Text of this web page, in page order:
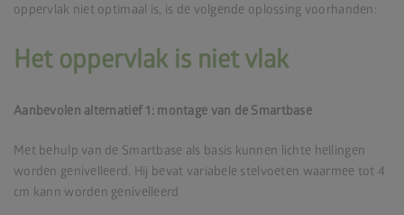
oppervlak niet optimaal is, is de volgende oplossing voorhanden:
Het oppervlak is niet vlak
Aanbevolen alternatief 1: montage van de Smartbase
Met behulp van de Smartbase als basis kunnen lichte hellingen
worden genivelleerd. Hij bevat variabele stelvoeten waarmee tot 4
cm kann worden genivelleerd